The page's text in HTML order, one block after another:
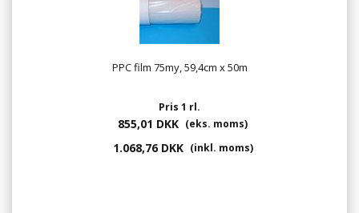
PPC film 75my, 59,4cm x 50m
Pris 1 rl.
855,01 DKK (eks. moms)
1.068,76 DKK (inkl. moms)